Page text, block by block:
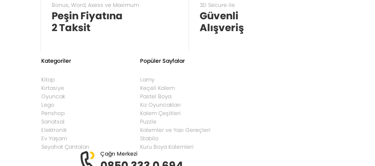
Bonus, Word, Axess ve Maximum
Peşin Fiyatına
2 Taksit
3D Secure ile
Güvenli
Alışveriş
Kategoriler
Kitap
Kırtasiye
Oyuncak
Lego
Penshop
Sanatsal
Elektronik
Ev Yaşam
Seyahat Çantaları
Popüler Sayfalar
Lamy
Keçeli Kalem
Pastel Boya
Kız Oyuncakları
Kalem Çeşitleri
Puzzle
Kalemler ve Yazı Gereçleri
Stabilo
Kuru Boya Kalemleri
Çağrı Merkezi